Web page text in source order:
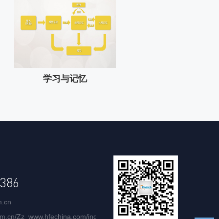
学习与记忆
Zz_www.hfechina.com/index.html